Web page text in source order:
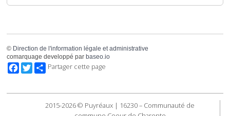
© Direction de l'information légale et administrative
comarquage developpé par baseo.io
Facebook
TwitterPartager cette page
2015-2026 © Puyréaux | 16230 – Communauté de